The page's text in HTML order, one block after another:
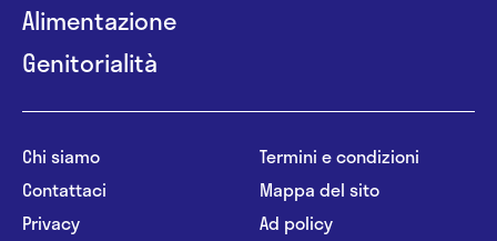
Alimentazione
Genitorialità
Chi siamo
Contattaci
Privacy
Termini e condizioni
Mappa del sito
Ad policy